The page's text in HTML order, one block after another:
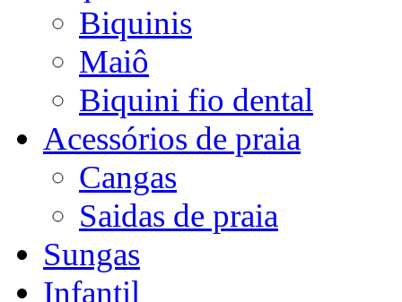
Biquinis
Maiô
Biquini fio dental
Acessórios de praia
Cangas
Saidas de praia
Sungas
Infantil